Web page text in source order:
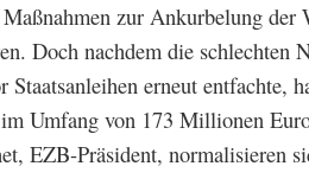
zur Ankurbelung der
Doch nachdem die schlechten
Staatsanleihen erneut entfachte,
Umfang von 173 Millionen
EZB-Präsident, normalisieren